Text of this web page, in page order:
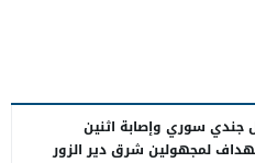
جندي سوري وإصابة اثنين
لمجهولين شرق دير الزور